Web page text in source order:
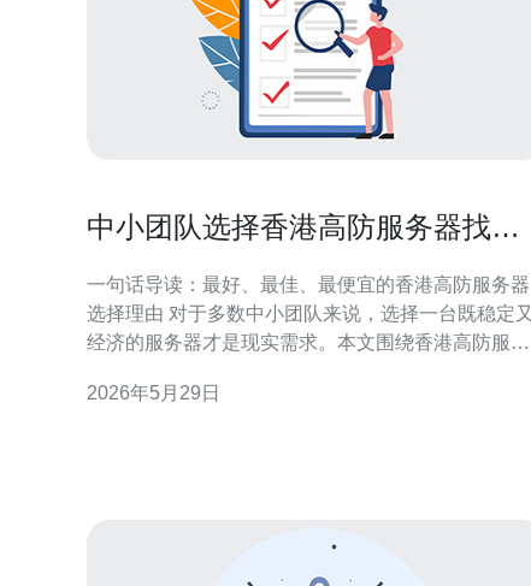
中小团队选择香港高防服务器找极
一句话导读：最好、最佳、最便宜的香港高防服务器
选择理由 对于多数中小团队来说，选择一台既稳定又
经济的服务器才是现实需求。本文围绕香港高防服务
好、最佳、最便宜”的部署效果，帮助中小团队在节省
2026年5月29日